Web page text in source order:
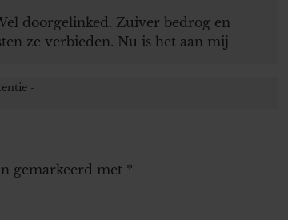
doorgelinked. Zuiver bedrog en
ze verbieden. Nu is het aan mij
gemarkeerd met *